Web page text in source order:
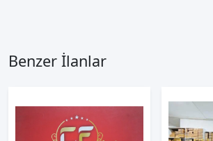
Benzer İlanlar